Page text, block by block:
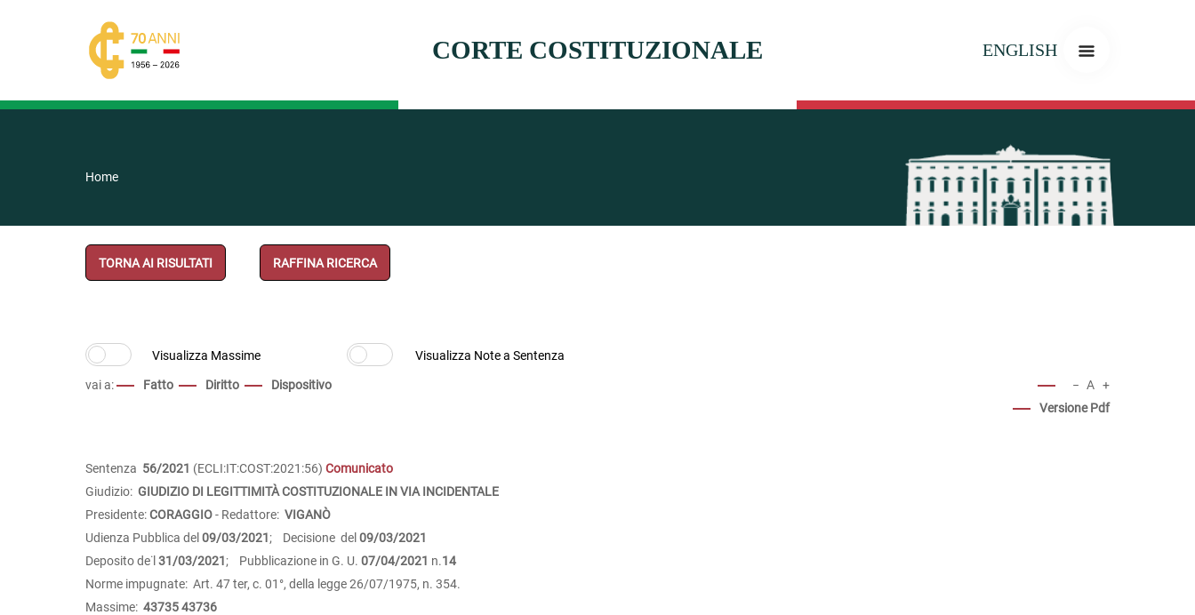
CORTE COSTITUZIONALE ENGLISH
Home
TORNA AI RISULTATI RAFFINA RICERCA
vai a: Fatto Diritto Dispositivo − A +
Versione Pdf
Sentenza 56/2021 (ECLI:IT:COST:2021:56) Comunicato
Giudizio: GIUDIZIO DI LEGITTIMITÀ COSTITUZIONALE IN VIA INCIDENTALE
Presidente:CORAGGIO- Redattore: VIGANÒ
Udienza Pubblica del 09/03/2021; Decisione del 09/03/2021
Deposito de˙l 31/03/2021; Pubblicazione in G. U. 07/04/2021 n.14
Norme impugnate: Art. 47 ter, c. 01°, della legge 26/07/1975, n. 354.
Massime: 4373543736